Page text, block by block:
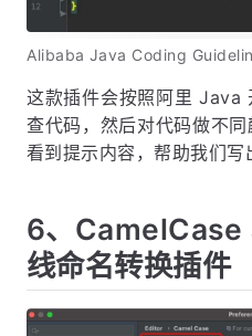
Alibaba Java Coding
这款插件会按照阿里 Java
查代码，然后对代码做不
看到提示内容，帮助我们写
6、CamelCase
线命名转换插件